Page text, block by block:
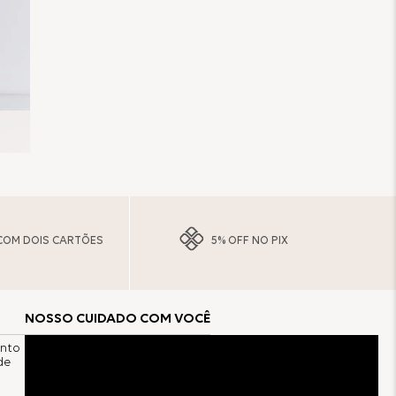
DOIS CARTÕES 5% OFF NO PIX
NOSSO CUIDADO COM VOCÊ